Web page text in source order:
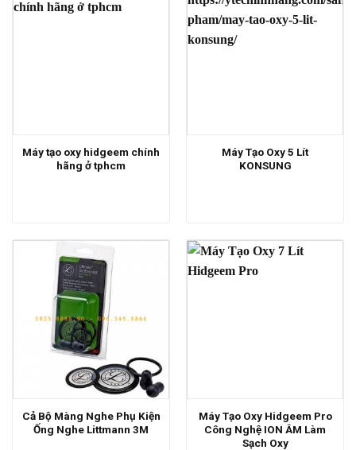
Máy tạo oxy hidgeem chính
hãng ở tphcm
Máy Tạo Oxy 5 Lít
KONSUNG
Cả Bộ Màng Nghe Phụ Kiện
Ống Nghe Littmann 3M
Máy Tạo Oxy Hidgeem Pro
Công Nghệ ION ÂM Làm
Sạch Oxy